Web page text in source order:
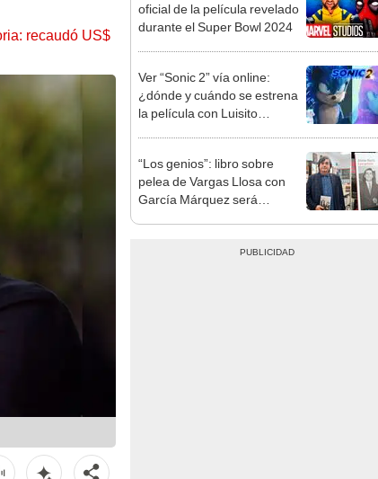
recaudó US$
oficial de la película revelado
durante el Super Bowl 2024
Ver “Sonic 2” vía online:
¿dónde y cuándo se estrena
la película con Luisito
“Los genios”: libro sobre
pelea de Vargas Llosa con
García Márquez será